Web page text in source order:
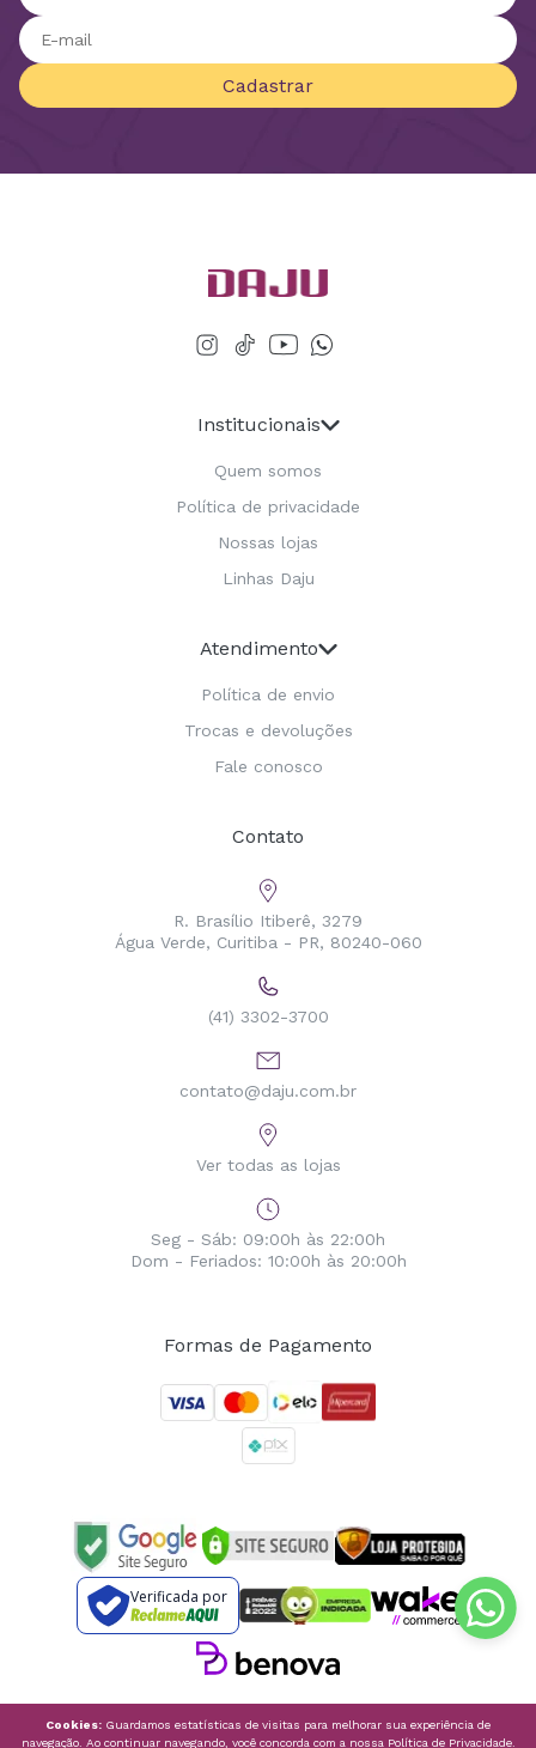
Cadastrar
Institucionais
Quem somos
Política de privacidade
Nossas lojas
Linhas Daju
Atendimento
Política de envio
Trocas e devoluções
Fale conosco
Contato
R. Brasílio Itiberê, 3279
Água Verde, Curitiba - PR, 80240-060
(41) 3302-3700
contato@daju.com.br
Ver todas as lojas
Seg - Sáb: 09:00h às 22:00h
Dom - Feriados: 10:00h às 20:00h
Formas de Pagamento
Verificada por
Cookies: Guardamos estatísticas de visitas para melhorar sua experiência de
navegação. Ao continuar navegando, você concorda com a nossa Política de Privacidade.